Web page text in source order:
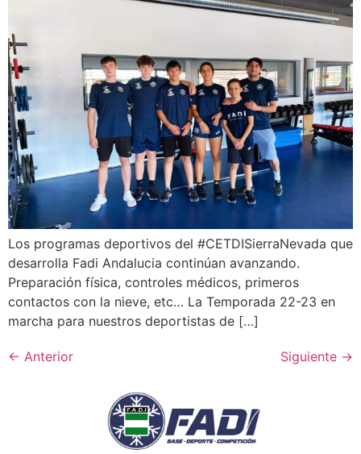
Los programas deportivos del #CETDISierraNevada que
desarrolla Fadi Andalucia continúan avanzando.
Preparación física, controles médicos, primeros
contactos con la nieve, etc… La Temporada 22-23 en
marcha para nuestros deportistas de […]
← Anterior Siguiente →